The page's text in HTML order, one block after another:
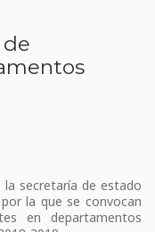
de
la secretaría de estado
la que se convocan
en departamentos